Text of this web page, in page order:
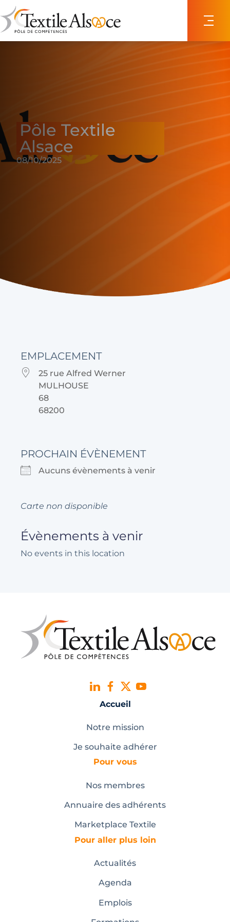
Pôle Textile
Alsace
08/10/2025
EMPLACEMENT
25 rue Alfred Werner
MULHOUSE
68
68200
PROCHAIN ÉVÈNEMENT
Aucuns évènements à venir
Carte non disponible
Évènements à venir
No events in this location
Accueil
Notre mission
Je souhaite adhérer
Pour vous
Nos membres
Annuaire des adhérents
Marketplace Textile
Pour aller plus loin
Actualités
Agenda
Emplois
Panneau de gestion des cookies